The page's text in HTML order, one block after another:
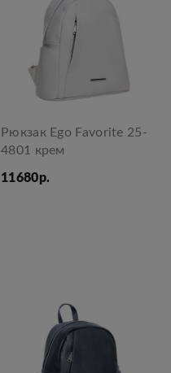
Рюкзак Ego Favorite 25-
4801 крем
11680р.